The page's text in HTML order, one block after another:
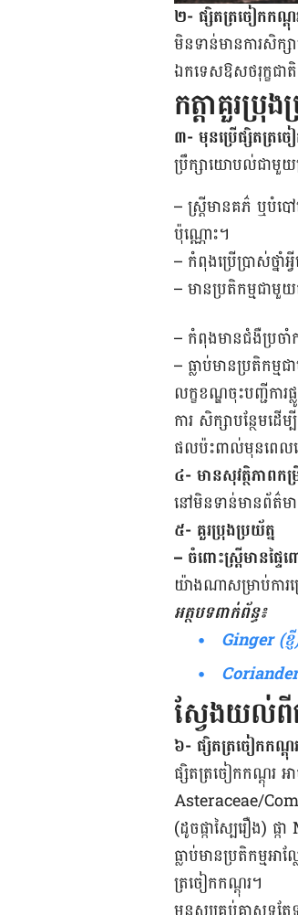
២- ផ្សិត​ត្រចៀក​កណ្តុ
មិន​ទាន់​មាន​ការ​សិក្
ឯកទេស​ឱសថ​រុក្ខជា
កត្តាគួរប្រុ
៣- មុន​ប្រើ​ផ្សិត​ត្រចៀ
ប្រឹក្សា​យោបល់​ជាមួយ​
– ស្រ្តី​មាន​គភ៌ ឬ​បំប
ប៉ុណ្ណោះ។
– កំពុង​ប្រើ​ប្រាស់​ថ្នាំ​អ្
– មាន​ប្រតិកម្ម​ជាមួ
– កំពុង​មាន​ជំងឺ​ប្រច
– ធ្លាប់​មាន​ប្រតិកម្
លក្ខខណ្ឌ​​ចុះ​បញ្ជីការ​
ការ​ ​សិក្សា​បន្ថែម​ដ
ផល​ប៉ះពាល់​មុន​ពេល​ប្
៤- មាន​សុវត្ថិភាព​ក
នៅ​មិន​ទាន់​មាន​ព័ត៌​ម
៥- គួរ​ប្រុង​ប្រយ័ត្ន
– ចំពោះ​ស្រ្តី​មាន​ផ្ទ
យ៉ាង​ណា​សម្រាប់​ការ​ប្
អត្ថបទ​ពាក់​ព័ន្ធ៖
Ginger (ខ្
ស្វែងយល់
៦- ផ្សិត​ត្រចៀក​កណ្ដុ
ផ្សិត​ត្រចៀក​កណ្ដុរ អា
Asteraceae/​
(ដូចផ្កា​ស្បៃ​រឿង) ផ្
ធ្លាប់​មាន​ប្រតិកម្ម​អ
ត្រចៀក​កណ្ដុរ។